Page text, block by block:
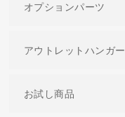
オプションパーツ
アウトレットハンガー
お試し商品